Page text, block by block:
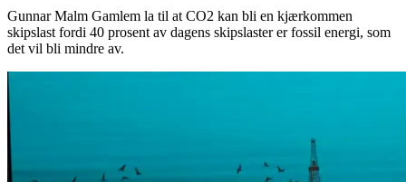
Gunnar Malm Gamlem la til at CO2 kan bli en kjærkommen
skipslast fordi 40 prosent av dagens skipslaster er fossil energi, som
det vil bli mindre av.